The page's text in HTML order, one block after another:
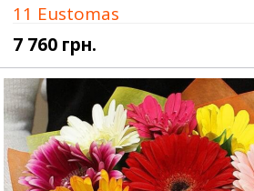
11 Eustomas
7 760 грн.